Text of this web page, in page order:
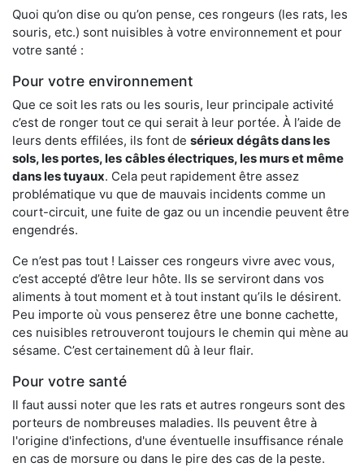
Quoi qu’on dise ou qu’on pense, ces rongeurs (les rats, les
souris, etc.) sont nuisibles à votre environnement et pour
votre santé :
Pour votre environnement
Que ce soit les rats ou les souris, leur principale activité
c’est de ronger tout ce qui serait à leur portée. À l’aide de
leurs dents effilées, ils font de sérieux dégâts dans les
sols, les portes, les câbles électriques, les murs et même
dans les tuyaux. Cela peut rapidement être assez
problématique vu que de mauvais incidents comme un
court-circuit, une fuite de gaz ou un incendie peuvent être
engendrés.
Ce n’est pas tout ! Laisser ces rongeurs vivre avec vous,
c’est accepté d’être leur hôte. Ils se serviront dans vos
aliments à tout moment et à tout instant qu’ils le désirent.
Peu importe où vous penserez être une bonne cachette,
ces nuisibles retrouveront toujours le chemin qui mène au
sésame. C’est certainement dû à leur flair.
Pour votre santé
Il faut aussi noter que les rats et autres rongeurs sont des
porteurs de nombreuses maladies. Ils peuvent être à
l'origine d'infections, d'une éventuelle insuffisance rénale
en cas de morsure ou dans le pire des cas de la peste.